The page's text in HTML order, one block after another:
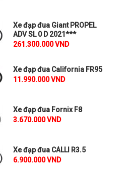
Xe đạp đua Giant PROPEL
ADV SL 0 D 2021***
261.300.000 VND
Xe đạp đua California FR95
11.990.000 VND
Xe đạp đua Fornix F8
3.670.000 VND
Xe đạp đua CALLI R3.5
6.900.000 VND